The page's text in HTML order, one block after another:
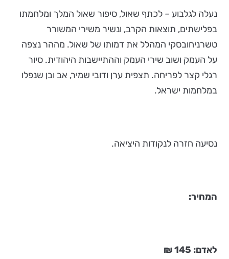
נעלה לגלבוע – לכתף שאול, סיפור שאול המלך ומלחמתו
בפלישתים, תוצאות הקרב, ונשיר משירי המשורר
טשרניחובסקי המהלל את דמותו של שאול. מההר נצפה
על העמק ושוב שירי העמק וההתיישבות היהודית. סיור
רגלי קצר לפריחה. תצפית ערן ודובי שמיר, אב ובן שנפלו
במלחמות ישראל.
נסיעה חזרה לנקודות היציאה.
המחיר:
לאדם: 145 ₪